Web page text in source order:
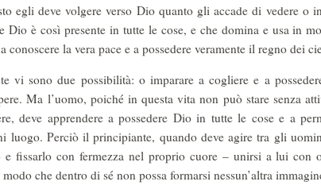
egli deve volgere verso Dio quanto gli accade di vedere o
Dio è così presente in tutte le cose, e che domina e usa in
la vera pace e a possedere veramente il regno dei
vi sono due possibilità: o imparare a cogliere e a
Ma l’uomo, poiché in questa vita non può stare senza
deve apprendere a possedere Dio in tutte le cose e a
luogo. Perciò il principiante, quando deve agire tra gli
fissarlo con fermezza nel proprio cuore – unirsi a lui con
che dentro di sé non possa formarsi nessun’altra